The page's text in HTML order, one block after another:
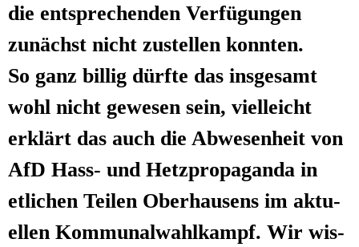
die ent­spre­chen­den Ver­fü­gun­gen
zunächst nicht zustel­len konnten.
So ganz bil­lig dürf­te das ins­ge­samt
wohl nicht gewe­sen sein, viel­leicht
erklärt das auch die Abwe­sen­heit von
AfD Hass- und Hetz­pro­pa­gan­da in
etli­chen Tei­len Ober­hau­sens im aktu­
el­len Kom­mu­nal­wahl­kampf. Wir wis­